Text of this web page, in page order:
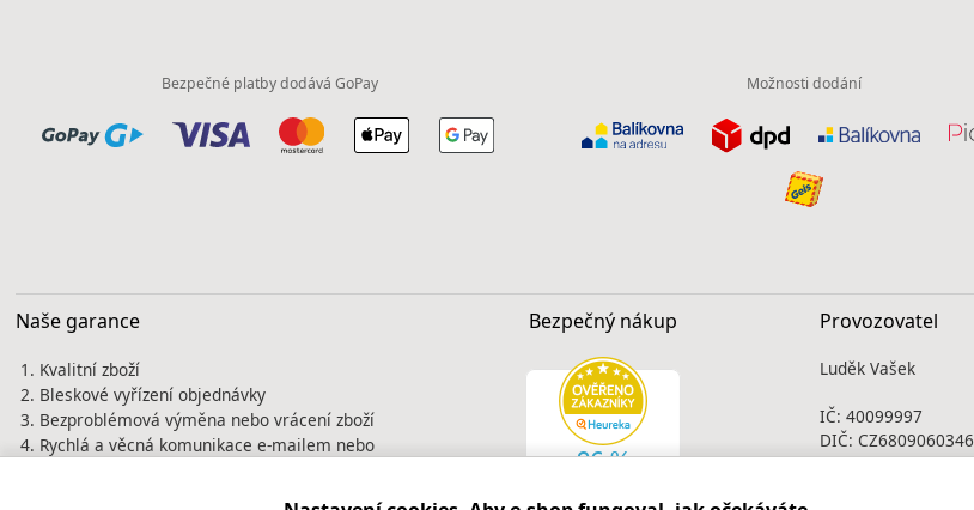
Bezpečné platby dodává GoPay Možnosti dodání
Naše garance
Kvalitní zboží
Bleskové vyřízení objednávky
Bezproblémová výměna nebo vrácení zboží
Rychlá a věcná komunikace e-mailem nebo
Bezpečný nákup Provozovatel
Luděk Vašek
IČ: 40099997
DIČ: CZ6809060346